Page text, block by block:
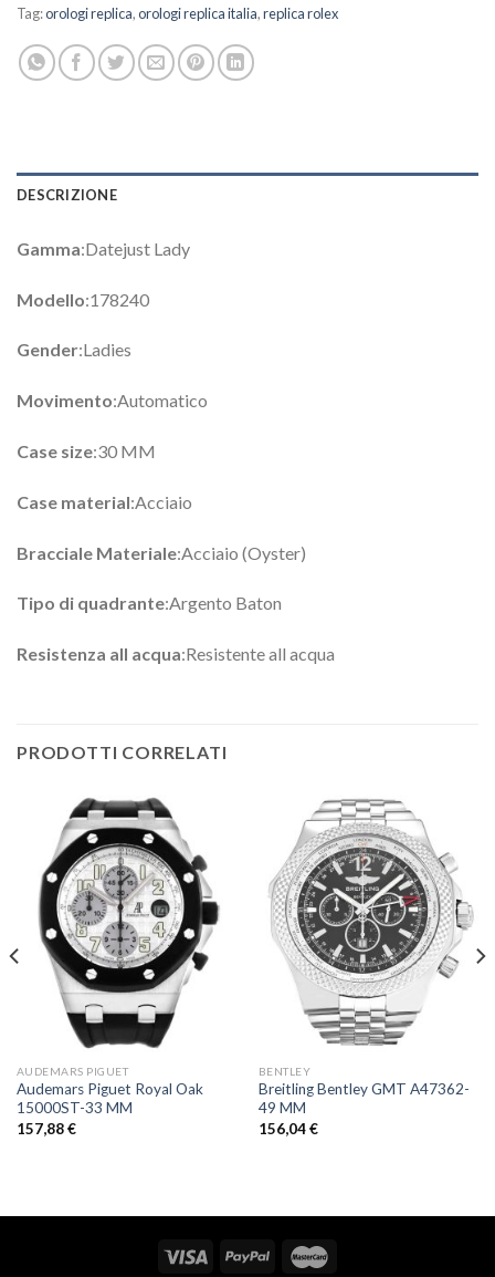
Tag:orologi replica,orologi replica italia,replica rolex
DESCRIZIONE
Gamma:Datejust Lady
Modello:178240
Gender:Ladies
Movimento:Automatico
Case size:30 MM
Case material:Acciaio
Bracciale Materiale:Acciaio (Oyster)
Tipo di quadrante:Argento Baton
Resistenza all acqua:Resistente all acqua
PRODOTTI CORRELATI
AUDEMARS PIGUET
Audemars Piguet Royal Oak
15000ST-33 MM
157,88€
BENTLEY
Breitling Bentley GMT A47362-
49 MM
156,04€